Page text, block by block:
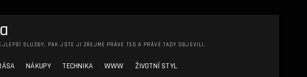
SLUŽBY, PAK JSTE JI ZŘEJMĚ PRÁVĚ TEĎ A PRÁVĚ TADY OBJEVILI.
NÁKUPY TECHNIKA WWW ŽIVOTNÍ STYL